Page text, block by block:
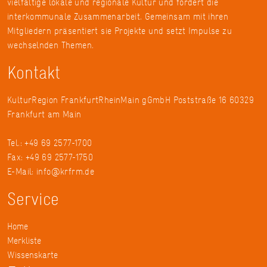
interkommunale Zusammenarbeit. Gemeinsam mit ihren
Mitgliedern präsentiert sie Projekte und setzt Impulse zu
wechselnden Themen.
Kontakt
KulturRegion FrankfurtRheinMain gGmbH Poststraße 16 60329
Frankfurt am Main
Tel.: +49 69 2577-1700
Fax: +49 69 2577-1750
E-Mail: info@krfrm.de
Service
Home
Merkliste
Wissenskarte